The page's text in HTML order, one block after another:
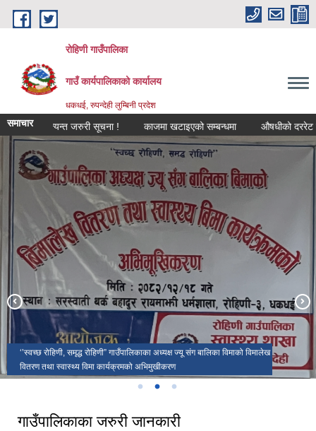
Skip to main content
रोहिणी गाउँपालिका
गाउँ कार्यपालिकाको कार्यालय
धकधई, रुपन्देही लुम्बिनी प्रदेश
समाचार
अत्यन्त जरुरी सूचना ! काजमा खटाइएको सम्बन्धमा औषधीको दररेट उपलब्ध
रोहिणी गाउँपालिका वडा नम्बर ६ मा लालपूर्जा वितरण
‘’स्वच्छ रोहिणी, समृद्ध रोहिणी” गाउँपालिकाका अध्यक्ष ज्यू संग बालिका विमाको विमालेख
वितरण तथा स्वास्थ्य विमा कार्यक्रमको अभिमुखीकरण
सार्वजनिक सुनुवाई कार्यक्रम प्रथम चौमासिक
गाउँपालिकाका जरुरी जानकारी